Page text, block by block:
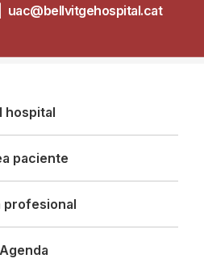
uac@bellvitgehospital.cat
hospital
paciente
profesional
Agenda